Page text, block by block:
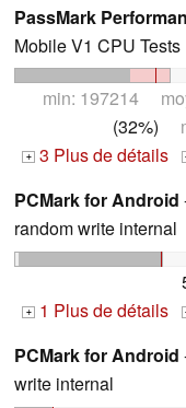
PassMark
Mobile V1 CPU Tests
min: 197214
(32%)
+ 3 Plus de détails
PCMark for Android
random write internal
+ 1 Plus de détails
PCMark for Android
write internal